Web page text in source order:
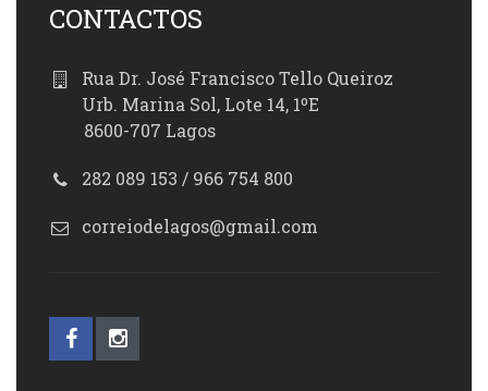
CONTACTOS
Rua Dr. José Francisco Tello Queiroz
Urb. Marina Sol, Lote 14, 1ºE
8600-707 Lagos
282 089 153 / 966 754 800
correiodelagos@gmail.com